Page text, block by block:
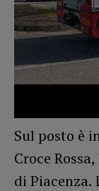
Sul posto è
Croce
di Piacenza.